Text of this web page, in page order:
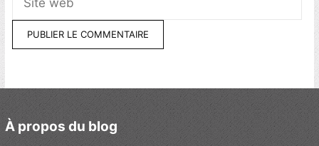
À propos du blog